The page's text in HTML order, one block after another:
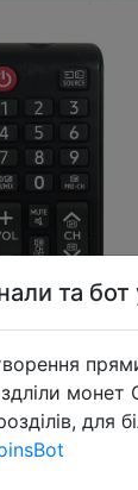
та бот
монет
для